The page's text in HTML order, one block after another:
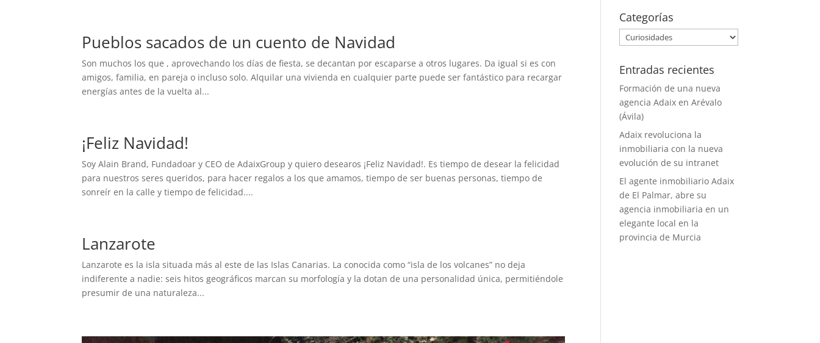
Pueblos sacados de un cuento de Navidad
Son muchos los que , aprovechando los días de fiesta, se decantan por escaparse a otros lugares. Da igual si es con
amigos, familia, en pareja o incluso solo. Alquilar una vivienda en cualquier parte puede ser fantástico para recargar
energías antes de la vuelta al...
¡Feliz Navidad!
Soy Alain Brand, Fundadoar y CEO de AdaixGroup y quiero desearos ¡Feliz Navidad!. Es tiempo de desear la felicidad
para nuestros seres queridos, para hacer regalos a los que amamos, tiempo de ser buenas personas, tiempo de
sonreír en la calle y tiempo de felicidad....
Lanzarote
Lanzarote es la isla situada más al este de las Islas Canarias. La conocida como “isla de los volcanes” no deja
indiferente a nadie: seis hitos geográficos marcan su morfología y la dotan de una personalidad única, permitiéndole
presumir de una naturaleza...
Categorías
Categorías
Entradas recientes
Formación de una nueva
agencia Adaix en Arévalo
(Ávila)
Adaix revoluciona la
inmobiliaria con la nueva
evolución de su intranet
El agente inmobiliario Adaix
de El Palmar, abre su
agencia inmobiliaria en un
elegante local en la
provincia de Murcia